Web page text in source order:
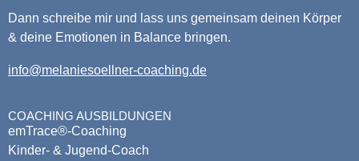
Dann schreibe mir und lass uns gemeinsam deinen Körper
& deine Emotionen in Balance bringen.
info@melaniesoellner-coaching.de
COACHING AUSBILDUNGEN
emTrace®-Coaching
Kinder- & Jugend-Coach